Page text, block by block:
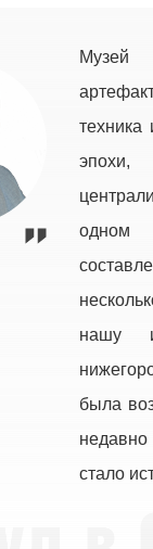
одном
нашу
была
стало